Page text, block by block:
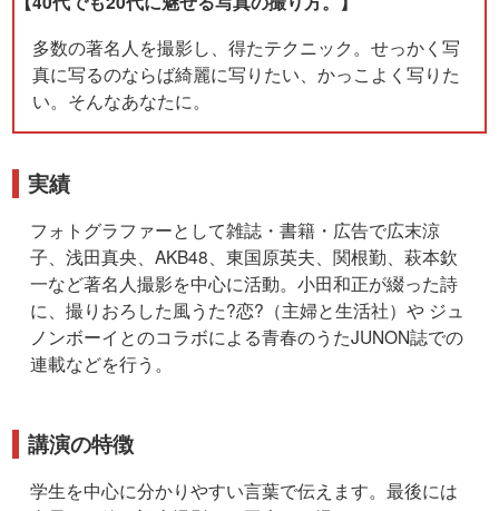
多数の著名人を撮影し、得たテクニック。せっかく写
真に写るのならば綺麗に写りたい、かっこよく写りた
い。そんなあなたに。
実績
フォトグラファーとして雑誌・書籍・広告で広末涼
子、浅田真央、AKB48、東国原英夫、関根勤、萩本欽
一など著名人撮影を中心に活動。小田和正が綴った詩
に、撮りおろした風うた?恋?（主婦と生活社）や ジュ
ノンボーイとのコラボによる青春のうたJUNON誌での
連載などを行う。
講演の特徴
学生を中心に分かりやすい言葉で伝えます。最後には